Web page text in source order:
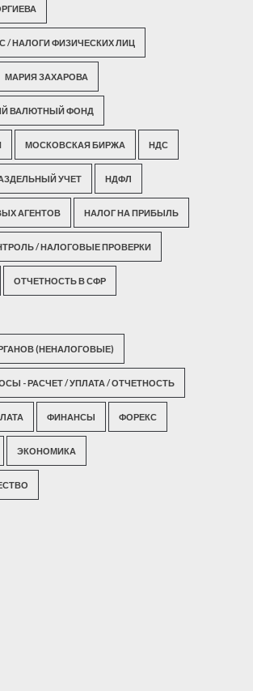
/ НАЛОГИ ФИЗИЧЕСКИХ ЛИЦ
МАРИЯ ЗАХАРОВА
ВАЛЮТНЫЙ ФОНД
МОСКОВСКАЯ БИРЖА НДС
УЧЕТ НДФЛ
АГЕНТОВ НАЛОГ НА ПРИБЫЛЬ
/ НАЛОГОВЫЕ ПРОВЕРКИ
ОТЧЕТНОСТЬ В СФР
(НЕНАЛОГОВЫЕ)
- РАСЧЕТ / УПЛАТА / ОТЧЕТНОСТЬ
ФИНАНСЫ ФОРЕКС
ЭКОНОМИКА